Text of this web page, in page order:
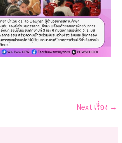
Next เรื่อง →